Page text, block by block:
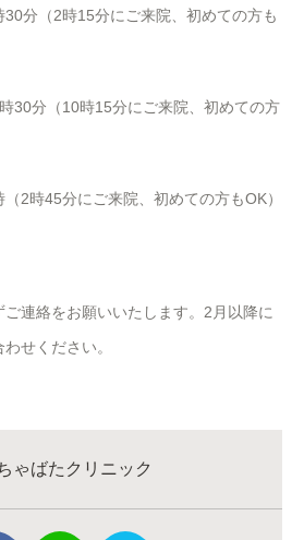
分（2時15分にご来院、初めての方も
30分（10時15分にご来院、初めての方
2時45分にご来院、初めての方もOK）
連絡をお願いいたします。2月以降に
せください。
ゃばたクリニック